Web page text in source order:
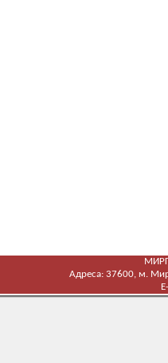
Адреса: 37600, м.